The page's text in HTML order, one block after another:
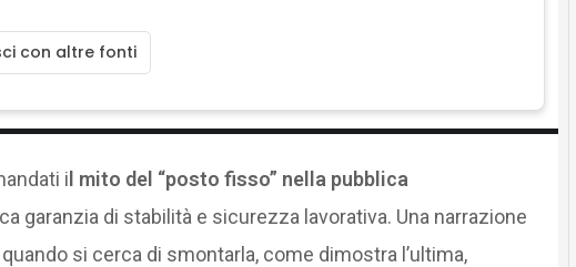
con altre fonti
il mito del “posto fisso” nella pubblica
garanzia di stabilità e sicurezza lavorativa. Una narrazione
si cerca di smontarla, come dimostra l’ultima,